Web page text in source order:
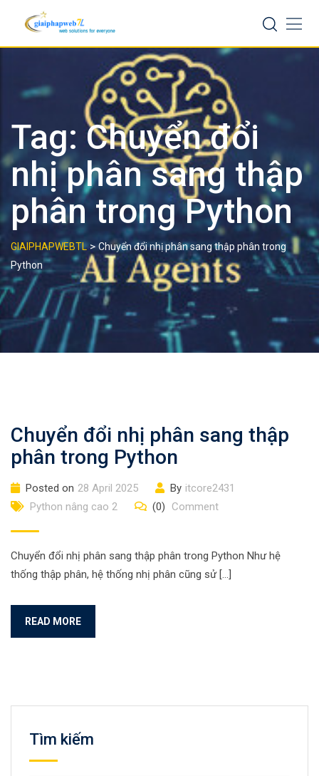
content
Tag: Chuyển đổi
nhị phân sang thập
phân trong Python
GIAIPHAPWEBTL> Chuyển đổi nhị phân sang thập phân trong
Python
Chuyển đổi nhị phân sang thập
phân trong Python
Posted on 28 April 2025 By itcore2431
Python nâng cao 2
(0) Comment
Chuyển đổi nhị phân sang thập phân trong Python Như hệ
thống thập phân, hệ thống nhị phân cũng sử […]
READ MORE
Tìm kiếm